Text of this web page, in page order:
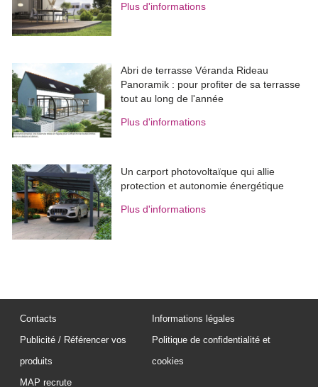
Plus d'informations
Abri de terrasse Véranda Rideau
Panoramik : pour profiter de sa terrasse
tout au long de l'année
Plus d'informations
Un carport photovoltaïque qui allie
protection et autonomie énergétique
Plus d'informations
Contacts
Publicité / Référencer vos
produits
MAP recrute
Informations légales
Politique de confidentialité et
cookies